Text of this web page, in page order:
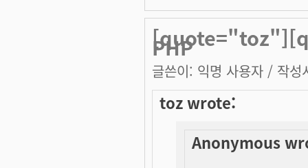
PHP
글쓴이: 익명 사용자 / 작성
toz wrote:
Anonymous